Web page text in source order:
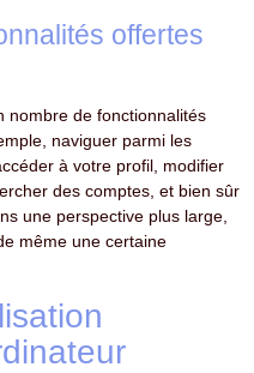
offertes
nombre de fonctionnalités
naviguer parmi les
à votre profil, modifier
des comptes, et bien sûr
une perspective plus large,
même une certaine